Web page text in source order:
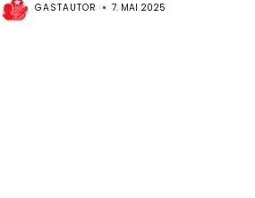
GASTAUTOR 7. MAI 2025